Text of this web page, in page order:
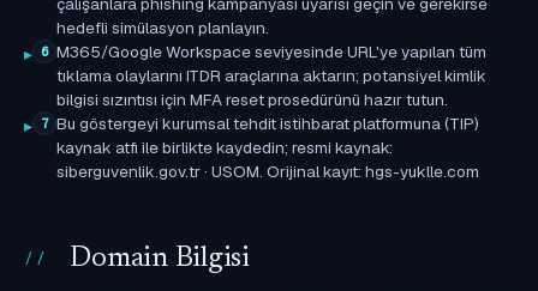
hedefli simülasyon planlayın.
6 M365/Google Workspace seviyesinde URL'ye yapılan tüm
tıklama olaylarını ITDR araçlarına aktarın; potansiyel kimlik
bilgisi sızıntısı için MFA reset prosedürünü hazır tutun.
7 Bu göstergeyi kurumsal tehdit istihbarat platformuna (TIP)
kaynak atfı ile birlikte kaydedin; resmi kaynak:
siberguvenlik.gov.tr · USOM. Orijinal kayıt: hgs-yuklle.com
Domain Bilgisi